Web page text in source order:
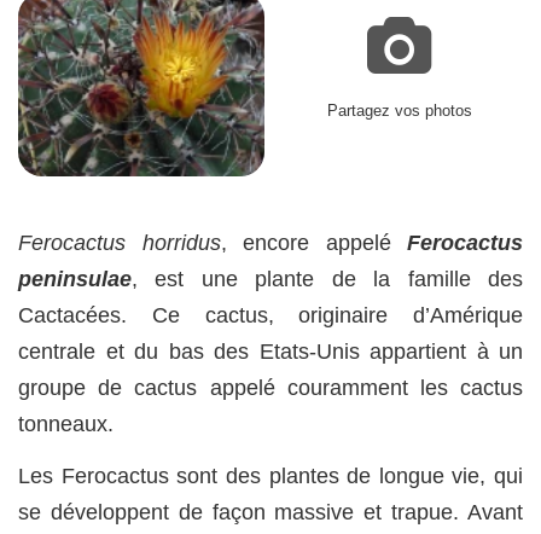
Partagez vos photos
Ferocactus horridus, encore appelé Ferocactus
peninsulae, est une plante de la famille des
Cactacées. Ce cactus, originaire d’Amérique
centrale et du bas des Etats-Unis appartient à un
groupe de cactus appelé couramment les cactus
tonneaux.
Les Ferocactus sont des plantes de longue vie, qui
se développent de façon massive et trapue. Avant